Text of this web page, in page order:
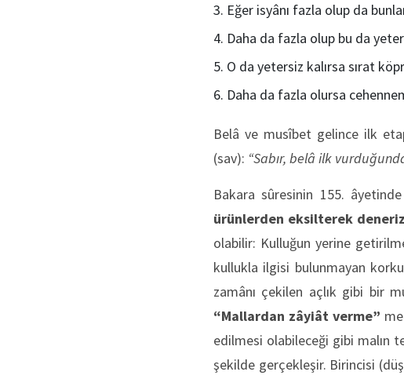
Eğer isyânı fazla olup da
Daha da fazla olup bu da
O da yetersiz kalırsa sırat
Daha da fazla olursa
Belâ ve musîbet gelince ilk
(sav): “Sabır, belâ ilk
Bakara sûresinin 155. âyetinde
ürünlerden eksilterek
olabilir: Kulluğun yerine
kullukla ilgisi bulunmayan
zamânı çekilen açlık gibi bir
“Mallardan zâyiât verme”
edilmesi olabileceği gibi malın
şekilde gerçekleşir. Birincisi